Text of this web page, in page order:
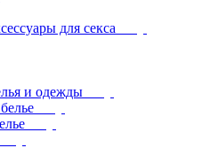
для секса
и одежды